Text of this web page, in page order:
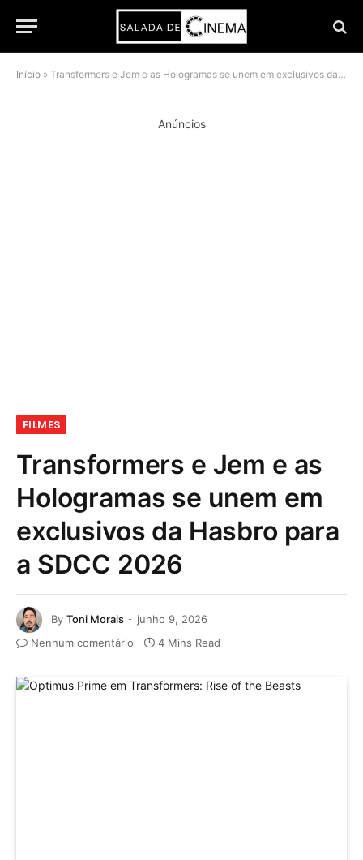
Início » Transformers e Jem e as Hologramas se unem em exclusivos da Hasbro para a SDCC 2026
Anúncios
FILMES
Transformers e Jem e as
Hologramas se unem em
exclusivos da Hasbro para
a SDCC 2026
By Toni Morais
junho 9, 2026
Nenhum comentário
4 Mins Read